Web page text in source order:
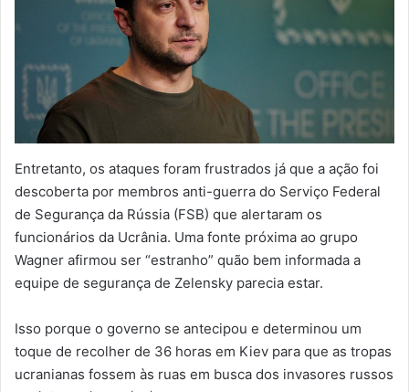
Entretanto, os ataques foram frustrados já que a ação foi
descoberta por membros anti-guerra do Serviço Federal
de Segurança da Rússia (FSB) que alertaram os
funcionários da Ucrânia. Uma fonte próxima ao grupo
Wagner afirmou ser “estranho” quão bem informada a
equipe de segurança de Zelensky parecia estar.
Isso porque o governo se antecipou e determinou um
toque de recolher de 36 horas em Kiev para que as tropas
ucranianas fossem às ruas em busca dos invasores russos